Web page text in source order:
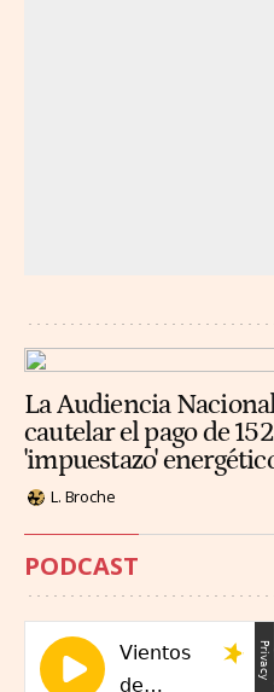
La Audiencia
cautelar el pago de
'impuestazo'
L. Broche
PODCAST